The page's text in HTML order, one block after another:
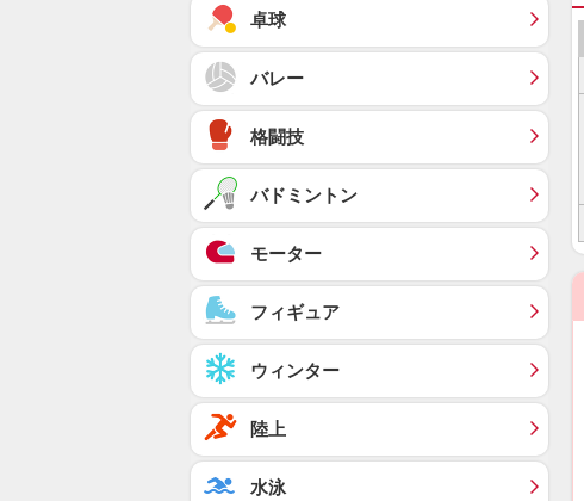
卓球
バレー
格闘技
バドミントン
モーター
フィギュア
ウィンター
陸上
水泳